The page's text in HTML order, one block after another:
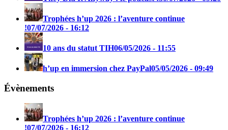
Trophées h’up 2026 : l’aventure continue
!07/07/2026 - 16:12
10 ans du statut TIH06/05/2026 - 11:55
h’up en immersion chez PayPal05/05/2026 - 09:49
Évènements
Trophées h’up 2026 : l’aventure continue
!07/07/2026 - 16:12